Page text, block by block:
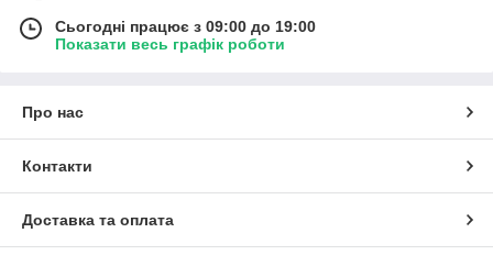
Сьогодні працює з 09:00 до 19:00
Показати весь графік роботи
Про нас
Контакти
Доставка та оплата